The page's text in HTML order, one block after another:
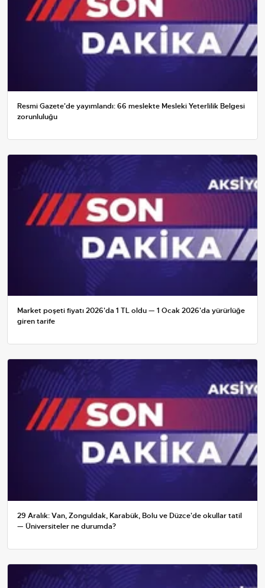
Resmi Gazete'de yayımlandı: 66 meslekte Mesleki Yeterlilik Belgesi
zorunluluğu
Market poşeti fiyatı 2026'da 1 TL oldu — 1 Ocak 2026'da yürürlüğe
giren tarife
29 Aralık: Van, Zonguldak, Karabük, Bolu ve Düzce'de okullar tatil
— Üniversiteler ne durumda?